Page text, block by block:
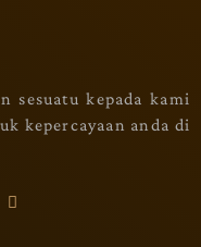
sesuatu kepada kami
kepercayaan anda di